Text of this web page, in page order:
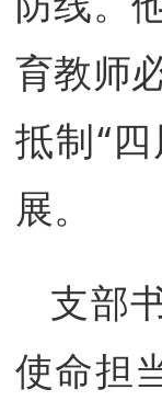
育教师
抵制“
展。
支部
使命担